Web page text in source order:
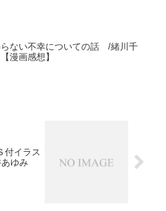
ない不幸についての話 /緒川千
漫画感想】
イラス
ゆみ